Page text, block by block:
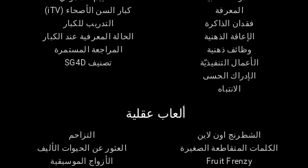
المعرفة
فقدان الذاكرة
الإعاقة الذهنية
وظائف ذهنية
الأعمال التنفيذيّة
الإدراك الحسى
الانتباه
كبار السن الأصحاء (iTV)
التدريب للكبار
الحالة المعرفية عند الكبار
المراجعة المستمرة
تصنيف SG4D
ألعاب عقلية
الشطرنج اون لاين
الكلمات المتقاطعة الصغيرة
Fruit Frenzy
التزاحم
العثور عن الحيوات الأليف
الأزواج الموسيقية